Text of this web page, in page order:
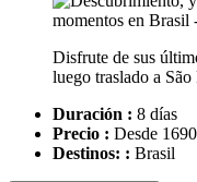
Disfrute de sus
luego traslado a
Duración : 8 días
Precio : Desde
Destinos: : Brasil